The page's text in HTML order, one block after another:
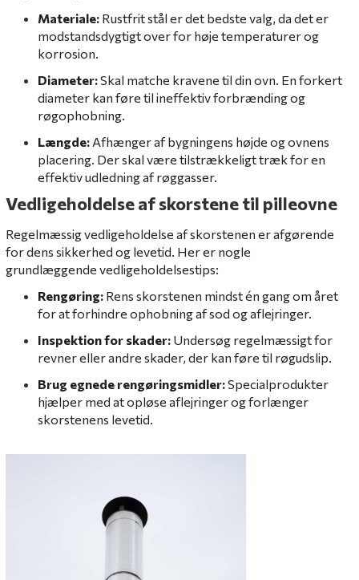
Materiale: Rustfrit stål er det bedste valg, da det er
modstandsdygtigt over for høje temperaturer og
korrosion.
Diameter:Skal matche kravene til din ovn. En forkert
diameter kan føre til ineffektiv forbrænding og
røgophobning.
Længde: Afhænger af bygningens højde og ovnens
placering. Der skal være tilstrækkeligt træk for en
effektiv udledning af røggasser.
Vedligeholdelse af skorstene til pilleovne
Regelmæssig vedligeholdelse af skorstenen er afgørende
for dens sikkerhed og levetid. Her er nogle
grundlæggende vedligeholdelsestips:
Rengøring: Rens skorstenen mindst én gang om året
for at forhindre ophobning af sod og aflejringer.
Inspektion for skader: Undersøg regelmæssigt for
revner eller andre skader, der kan føre til røgudslip.
Brug egnede rengøringsmidler:Specialprodukter
hjælper med at opløse aflejringer og forlænger
skorstenens levetid.